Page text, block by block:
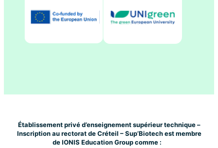
Établissement privé d’enseignement supérieur technique –
Inscription au rectorat de Créteil – Sup’Biotech est membre
de IONIS Education Group comme :